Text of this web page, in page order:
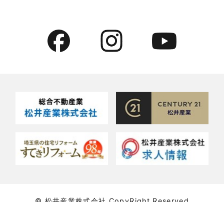
貸倉庫・その他
貸店舗活用事例
賃貸物件
賃貸用マンション・アパート
2022年6月
2022年3月
2022年2月